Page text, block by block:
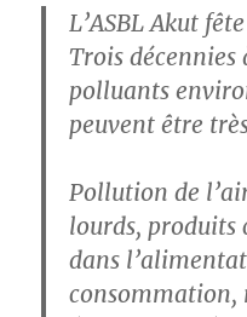
L’ASBL Akut
Trois décennies
polluants
peuvent être
Pollution de
lourds, produits
dans
consommation,